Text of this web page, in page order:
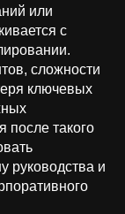
или
с
сложности
ключевых
после такого
руководства и